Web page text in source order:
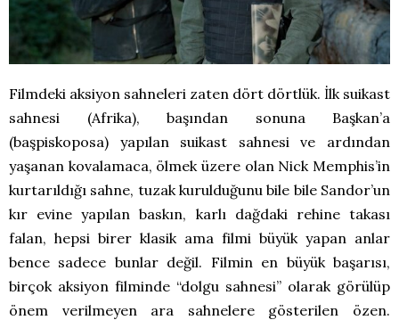
Filmdeki aksiyon sahneleri zaten dört dörtlük. İlk suikast
sahnesi (Afrika), başından sonuna Başkan’a
(başpiskoposa) yapılan suikast sahnesi ve ardından
yaşanan kovalamaca, ölmek üzere olan Nick Memphis’in
kurtarıldığı sahne, tuzak kurulduğunu bile bile Sandor’un
kır evine yapılan baskın, karlı dağdaki rehine takası
falan, hepsi birer klasik ama filmi büyük yapan anlar
bence sadece bunlar değil. Filmin en büyük başarısı,
birçok aksiyon filminde “dolgu sahnesi” olarak görülüp
önem verilmeyen ara sahnelere gösterilen özen.